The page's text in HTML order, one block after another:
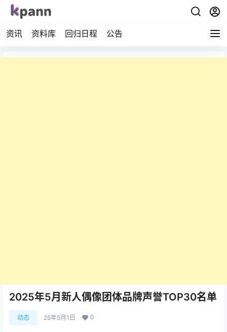
资讯 资料库 回归日程 公告
2025年5月新人偶像团体品牌声誉TOP30名单
动态 25年5月1日 0